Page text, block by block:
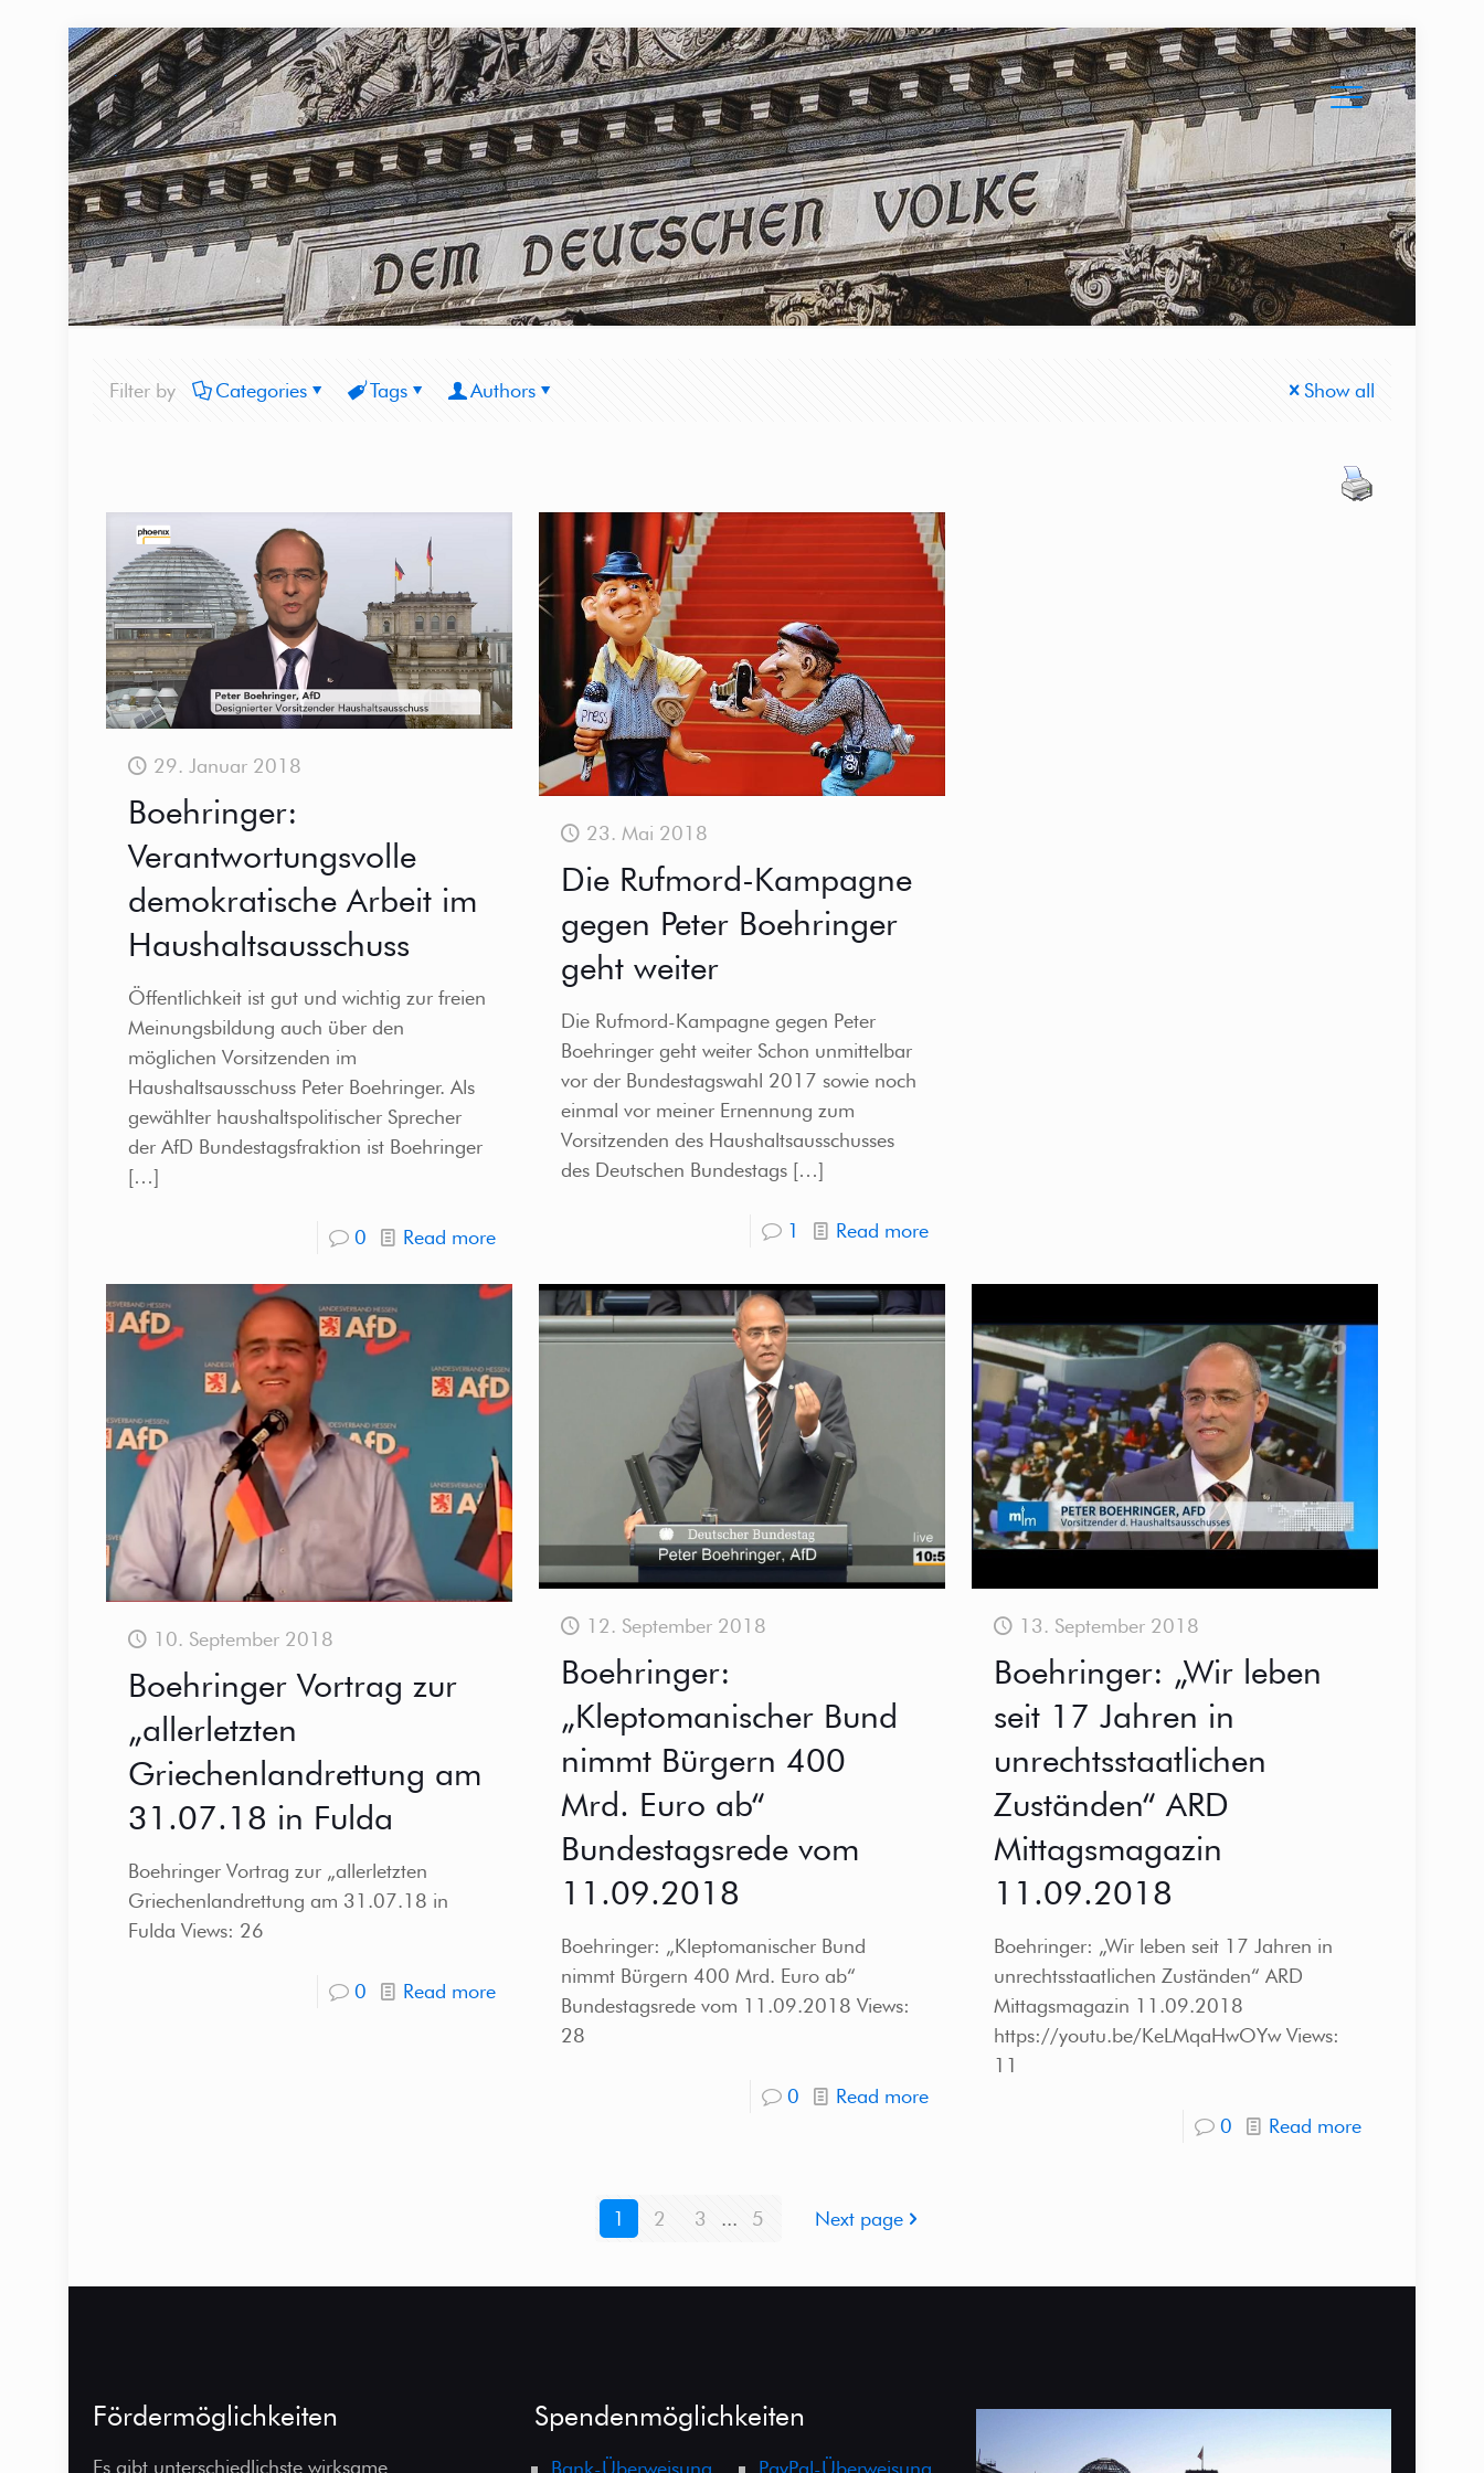
Filter by Categories Tags Authors Show all
29. Januar 2018
Boehringer:
Verantwortungsvolle
demokratische Arbeit im
Haushaltsausschuss
Öffentlichkeit ist gut und wichtig zur freien
Meinungsbildung auch über den
möglichen Vorsitzenden im
Haushaltsausschuss Peter Boehringer. Als
gewählter haushaltspolitischer Sprecher
der AfD Bundestagsfraktion ist Boehringer
[…]
0 Read more
23. Mai 2018
Die Rufmord-Kampagne
gegen Peter Boehringer
geht weiter
Die Rufmord-Kampagne gegen Peter
Boehringer geht weiter Schon unmittelbar
vor der Bundestagswahl 2017 sowie noch
einmal vor meiner Ernennung zum
Vorsitzenden des Haushaltsausschusses
des Deutschen Bundestags[…]
1 Read more
10. September 2018
Boehringer Vortrag zur
„allerletzten
Griechenlandrettung am
31.07.18 in Fulda
Boehringer Vortrag zur „allerletzten
Griechenlandrettung am 31.07.18 in
Fulda Views: 26
0 Read more
12. September 2018
Boehringer:
„Kleptomanischer Bund
nimmt Bürgern 400
Mrd. Euro ab“
Bundestagsrede vom
11.09.2018
Boehringer: „Kleptomanischer Bund
nimmt Bürgern 400 Mrd. Euro ab“
Bundestagsrede vom 11.09.2018 Views:
28
0 Read more
13. September 2018
Boehringer: „Wir leben
seit 17 Jahren in
unrechtsstaatlichen
Zuständen“ ARD
Mittagsmagazin
11.09.2018
Boehringer: „Wir leben seit 17 Jahren in
unrechtsstaatlichen Zuständen“ ARD
Mittagsmagazin 11.09.2018
https://youtu.be/KeLMqaHwOYw Views:
11
0 Read more
1 2 3 ... 5 Next page
Fördermöglichkeiten
Es gibt unterschiedlichste wirksame
Spendenmöglichkeiten
Bank-Überweisung PayPal-Überweisung